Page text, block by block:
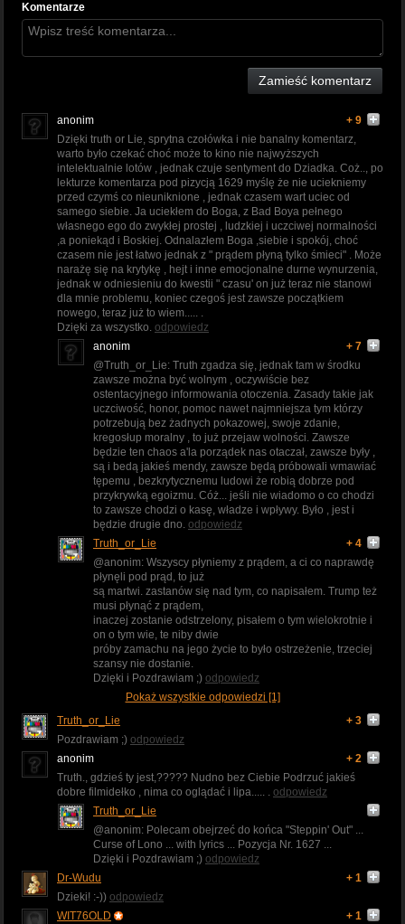
Komentarze
Zamieść komentarz
anonim
+ 9
Dzięki truth or Lie, sprytna czołówka i nie banalny komentarz,
warto było czekać choć może to kino nie najwyższych
intelektualnie lotów , jednak czuje sentyment do Dziadka. Coż.., po
lekturze komentarza pod pizycją 1629 myślę że nie uciekniemy
przed czymś co nieuniknione , jednak czasem wart uciec od
samego siebie. Ja uciekłem do Boga, z Bad Boya pełnego
własnego ego do zwykłej prostej , ludzkiej i uczciwej normalności
,a poniekąd i Boskiej. Odnalazłem Boga ,siebie i spokój, choć
czasem nie jest łatwo jednak z " prądem płyną tylko śmieci" . Może
narażę się na krytykę , hejt i inne emocjonalne durne wynurzenia,
jednak w odniesieniu do kwestii " czasu' on już teraz nie stanowi
dla mnie problemu, koniec czegoś jest zawsze początkiem
nowego, teraz już to wiem..... .
Dzięki za wszystko. odpowiedz
anonim
+ 7
@Truth_or_Lie: Truth zgadza się, jednak tam w środku
zawsze można być wolnym , oczywiście bez
ostentacyjnego informowania otoczenia. Zasady takie jak
uczciwość, honor, pomoc nawet najmniejsza tym którzy
potrzebują bez żadnych pokazowej, swoje zdanie,
kregosłup moralny , to już przejaw wolności. Zawsze
będzie ten chaos a'la porządek nas otaczał, zawsze były ,
są i bedą jakieś mendy, zawsze będą próbowali wmawiać
tępemu , bezkrytycznemu ludowi że robią dobrze pod
przykrywką egoizmu. Cóż... jeśli nie wiadomo o co chodzi
to zawsze chodzi o kasę, władze i wpływy. Było , jest i
będzie drugie dno. odpowiedz
Truth_or_Lie
+ 4
@anonim: Wszyscy płyniemy z prądem, a ci co naprawdę
płynęli pod prąd, to już
są martwi. zastanów się nad tym, co napisałem. Trump też
musi płynąć z prądem,
inaczej zostanie odstrzelony, pisałem o tym wielokrotnie i
on o tym wie, te niby dwie
próby zamachu na jego życie to było ostrzeżenie, trzeciej
szansy nie dostanie.
Dzięki i Pozdrawiam ;) odpowiedz
Pokaż wszystkie odpowiedzi [1]
Truth_or_Lie
+ 3
Pozdrawiam ;) odpowiedz
anonim
+ 2
Truth., gdzieś ty jest,????? Nudno bez Ciebie Podrzuć jakieś
dobre filmidełko , nima co oglądać i lipa..... . odpowiedz
Truth_or_Lie
@anonim: Polecam obejrzeć do końca "Steppin' Out" ...
Curse of Lono ... with lyrics ... Pozycja Nr. 1627 ...
Dzięki i Pozdrawiam ;) odpowiedz
Dr-Wudu
+ 1
Dzieki! :-)) odpowiedz
WIT76OLD
+ 1